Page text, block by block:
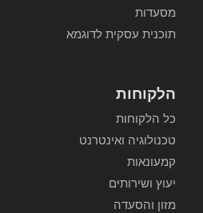
מסעדות
תוכנית עסקית לדוגמא
הלקוחות
כל הלקוחות
טכנולוגיה ואינטרנט
קמעונאות
יעוץ ושירותים
מזון והסעדה